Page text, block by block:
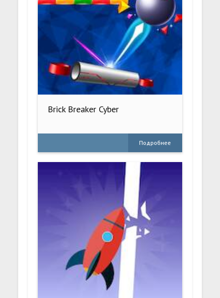
Brick Breaker Cyber
Подробнее